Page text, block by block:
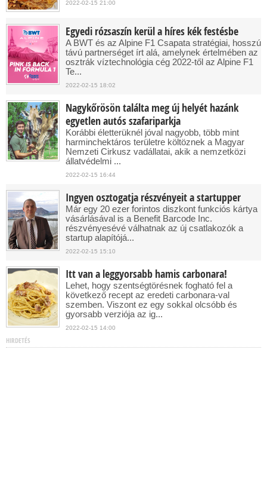
2022-02-15 21:00
Egyedi rózsaszín kerül a híres kék festésbe
A BWT és az Alpine F1 Csapata stratégiai, hosszú
távú partnerséget írt alá, amelynek értelmében az
osztrák víztechnológia cég 2022-től az Alpine F1
Te...
2022-02-15 18:02
Nagykőrösön találta meg új helyét hazánk
egyetlen autós szafariparkja
Korábbi életterüknél jóval nagyobb, több mint
harminchektáros területre költöznek a Magyar
Nemzeti Cirkusz vadállatai, akik a nemzetközi
állatvédelmi ...
2022-02-15 16:44
Ingyen osztogatja részvényeit a startupper
Már egy 20 ezer forintos diszkont funkciós kártya
vásárlásával is a Benefit Barcode Inc.
részvényesévé válhatnak az új csatlakozók a
startup alapítójá...
2022-02-15 15:10
Itt van a leggyorsabb hamis carbonara!
Lehet, hogy szentségtörésnek fogható fel a
következő recept az eredeti carbonara-val
szemben. Viszont ez egy sokkal olcsóbb és
gyorsabb verziója az ig...
2022-02-15 14:00
HIRDETÉS